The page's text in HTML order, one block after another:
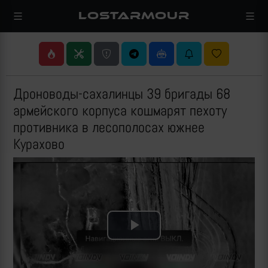
LOSTARMOUR
Дроноводы-сахалинцы 39 бригады 68
армейского корпуса кошмарят пехоту
противника в лесополосах южнее
Курахово
Play